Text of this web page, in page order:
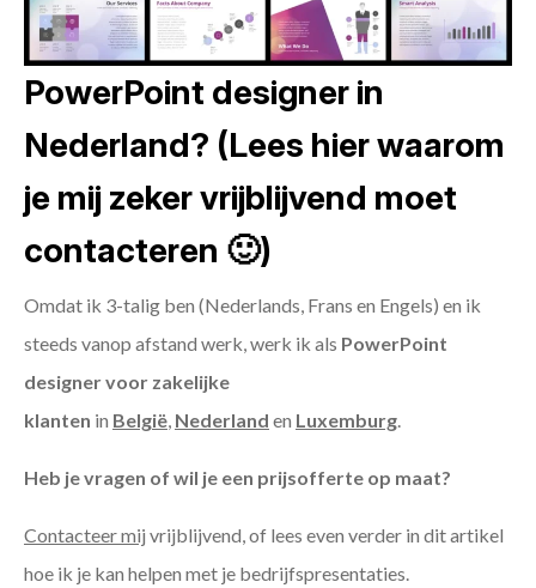
PowerPoint designer in
Nederland? (Lees hier waarom
je mij zeker vrijblijvend moet
contacteren 🙂)
Omdat ik 3-talig ben (Nederlands, Frans en Engels) en ik
steeds vanop afstand werk, werk ik als PowerPoint
designer voor zakelijke
klanten in België, Nederland en Luxemburg.
Heb je vragen of wil je een prijsofferte op maat?
Contacteer mij vrijblijvend, of lees even verder in dit artikel
hoe ik je kan helpen met je bedrijfspresentaties.